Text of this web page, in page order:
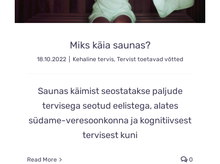
Miks käia saunas?
18.10.2022 Kehaline tervis, Tervist toetavad võtted
Saunas käimist seostatakse paljude
tervisega seotud eelistega, alates
südame-veresoonkonna ja kognitiivsest
tervisest kuni
Read More 0